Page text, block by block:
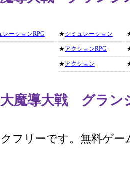
レーションRPG ★シミュレーション
★アクションRPG
★アクション
魔導大戦 グラン
フリーです。無料ゲー